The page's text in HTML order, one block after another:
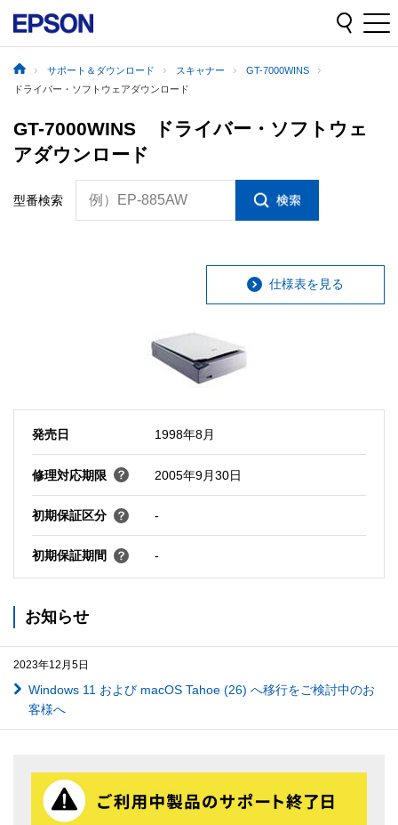
サポート＆ダウンロード スキャナー
GT-7000WINS
ドライバー・ソフトウェアダウンロード
GT-7000WINS ドライバー・ソフトウェ
アダウンロード
型番検索 例）EP-885AW
仕様表を見る
発売日 1998年8月
修理対応期限 2005年9月30日
初期保証区分 -
初期保証期間 -
お知らせ
2023年12月5日
Windows 11 および macOS Tahoe (26) へ移行をご検討中のお
客様へ